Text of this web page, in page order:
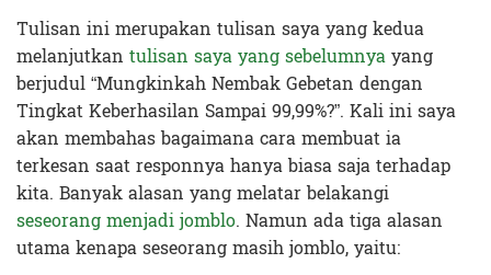
Tulisan ini merupakan tulisan saya yang kedua
melanjutkan tulisan saya yang sebelumnyayang
berjudul “Mungkinkah Nembak Gebetan dengan
Tingkat Keberhasilan Sampai 99,99%?”. Kali ini saya
akan membahas bagaimana cara membuat ia
terkesan saat responnya hanya biasa saja terhadap
kita. Banyak alasan yang melatar belakangi
seseorang menjadi jomblo. Namun ada tiga alasan
utama kenapa seseorang masih jomblo, yaitu: